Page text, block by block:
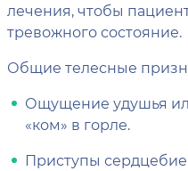
лечения, чтобы
тревожного состояние.
Общие телесные
Ощущение удушья
«ком» в горле.
Приступы